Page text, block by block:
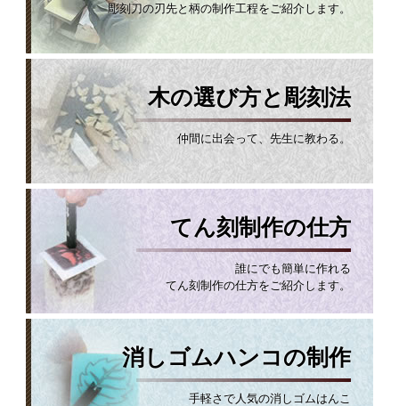
彫刻刀の刃先と柄の制作工程をご紹介します。
木の選び方と彫刻法
仲間に出会って、先生に教わる。
てん刻制作の仕方
誰にでも簡単に作れる
てん刻制作の仕方をご紹介します。
消しゴムハンコの制作
手軽さで人気の消しゴムはんこ